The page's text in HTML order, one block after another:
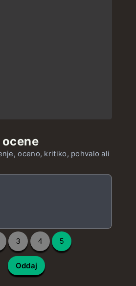
oceno, kritiko, pohvalo ali
3 4 5
Oddaj